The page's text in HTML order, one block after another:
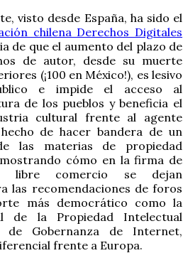
visto desde España, ha sido el
chilena Derechos Digitales
de que el aumento del plazo de
de autor, desde su muerte
(¡100 en México!), es lesivo
e impide el acceso al
de los pueblos y beneficia el
cultural frente al agente
de hacer bandera de un
las materias de propiedad
cómo en la firma de
libre comercio se dejan
las recomendaciones de foros
más democrático como la
de la Propiedad Intelectual
Gobernanza de Internet,
frente a Europa.